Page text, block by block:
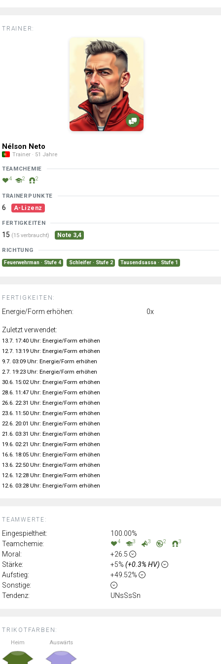
TRIKOTFARBEN:
Heim Auswärts
TEAMWERTE:
Eingespieltheit:
100.00%
Teamchemie:
4 3 3 2 3
Moral:
+26.5
Stärke:
+5% (+0.3% HV)
Aufstieg:
+49.52%
Sonstige:
Tendenz:
UNsSsSn
TRAINER:
Nélson Neto
Trainer · 51 Jahre
TEAMCHEMIE
4 2 2
TRAINERPUNKTE
6 A-Lizenz
FERTIGKEITEN
15 (15 verbraucht) Note 3,4
RICHTUNG
Feuerwehrman · Stufe 4 Schleifer · Stufe 2 Tausendsassa · Stufe 1
FERTIGKEITEN:
Energie/Form erhöhen: 0x
Zuletzt verwendet:
13.7. 17:40 Uhr: Energie/Form erhöhen
12.7. 13:19 Uhr: Energie/Form erhöhen
9.7. 03:09 Uhr: Energie/Form erhöhen
2.7. 19:23 Uhr: Energie/Form erhöhen
30.6. 15:02 Uhr: Energie/Form erhöhen
28.6. 11:47 Uhr: Energie/Form erhöhen
26.6. 22:31 Uhr: Energie/Form erhöhen
23.6. 11:50 Uhr: Energie/Form erhöhen
22.6. 20:01 Uhr: Energie/Form erhöhen
21.6. 03:31 Uhr: Energie/Form erhöhen
19.6. 02:21 Uhr: Energie/Form erhöhen
16.6. 18:05 Uhr: Energie/Form erhöhen
13.6. 22:50 Uhr: Energie/Form erhöhen
12.6. 12:28 Uhr: Energie/Form erhöhen
12.6. 03:28 Uhr: Energie/Form erhöhen